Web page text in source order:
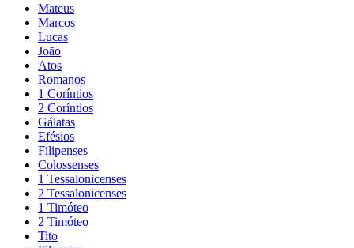
Mateus
Marcos
Lucas
João
Atos
Romanos
1 Coríntios
2 Coríntios
Gálatas
Efésios
Filipenses
Colossenses
1 Tessalonicenses
2 Tessalonicenses
1 Timóteo
2 Timóteo
Tito